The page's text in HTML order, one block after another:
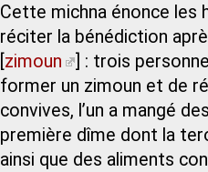
Cette michna énonce les
réciter la bénédiction
zimoun
] : trois
former un zimoun et de
convives, l’un a mangé
première dîme dont la
ainsi que des aliments